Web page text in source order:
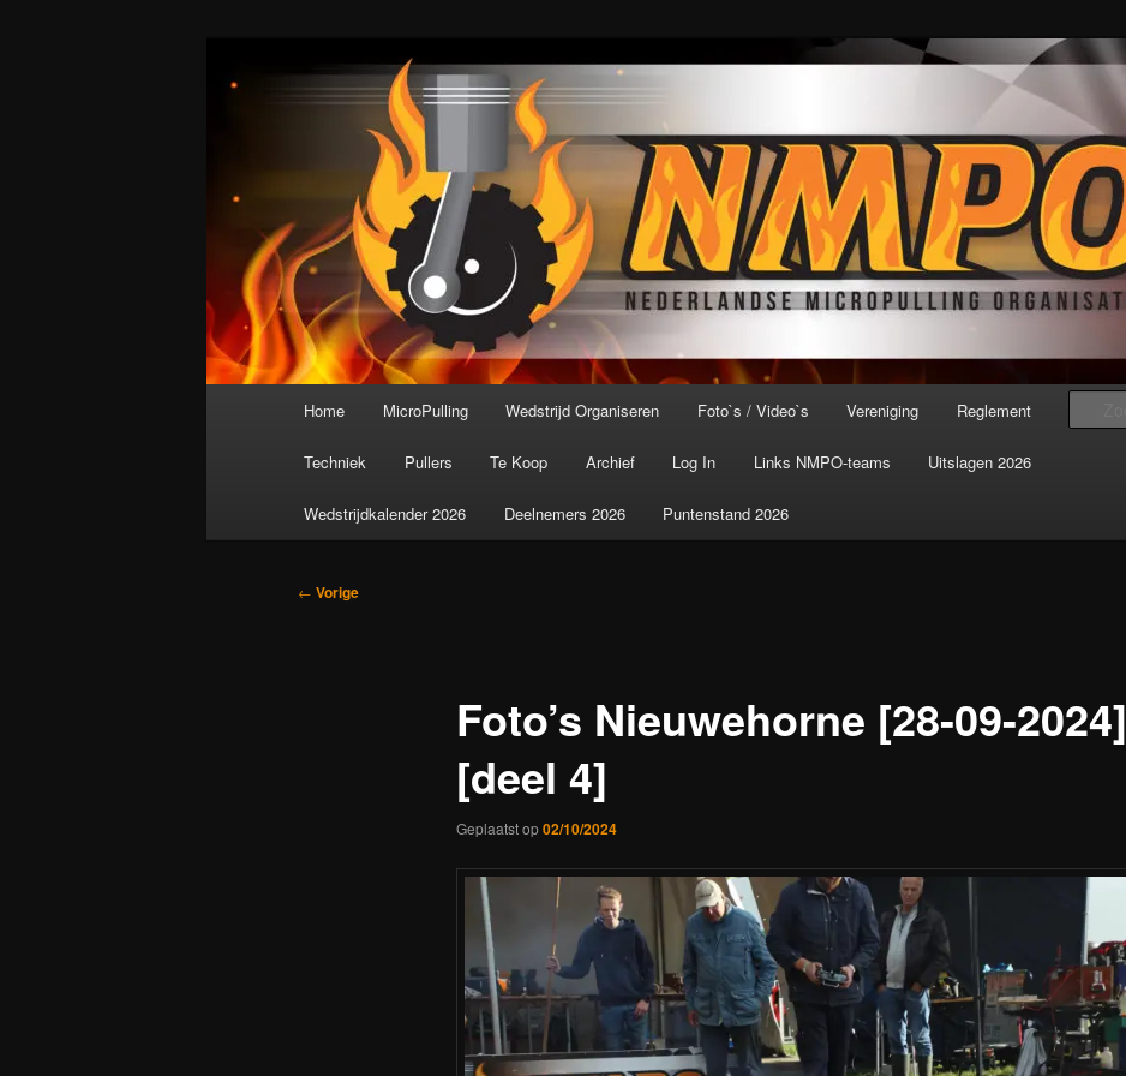
Nederlandse MicroPulling Organisatie
De meest krachtige modelbouwsport ter wereld!
Home MicroPulling Wedstrijd Organiseren Foto`s / Video`s Vereniging Reglement
Techniek Pullers Te Koop Archief Log In Links NMPO-teams Uitslagen 2026
Wedstrijdkalender 2026 Deelnemers 2026 Puntenstand 2026
Bericht
← Vorige
Foto’s Nieuwehorne [28-09-2024]
[deel 4]
Geplaatst op02/10/2024